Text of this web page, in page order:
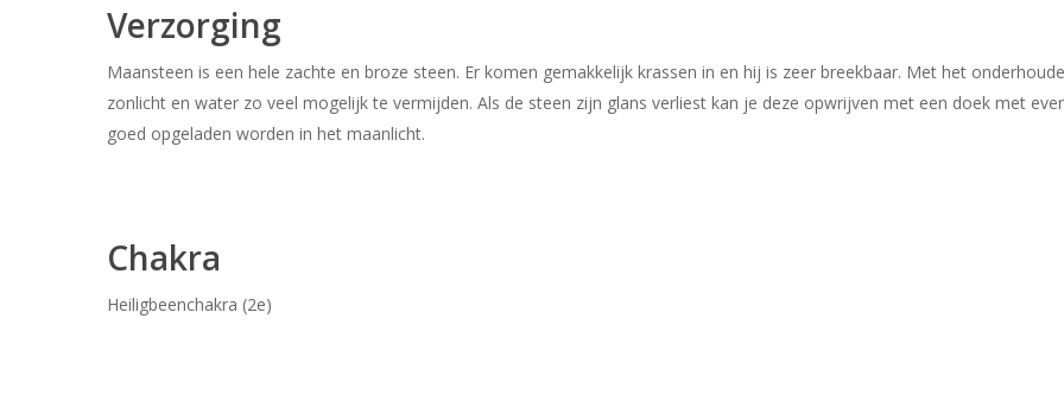
Verzorging
Maansteen is een hele zachte en broze steen. Er komen gemakkelijk krassen in en hij is zeer breekbaar. Met het
zonlicht en water zo veel mogelijk te vermijden. Als de steen zijn glans verliest kan je deze opwrijven met een doek met
goed opgeladen worden in het maanlicht.
Chakra
Heiligbeenchakra (2e)